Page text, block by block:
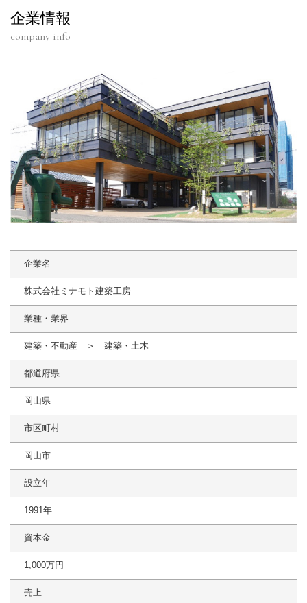
企業情報
company info
企業名
株式会社ミナモト建築工房
業種・業界
建築・不動産 ＞ 建築・土木
都道府県
岡山県
市区町村
岡山市
設立年
1991年
資本金
1,000万円
売上